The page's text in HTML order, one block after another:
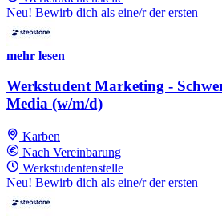
Neu! Bewirb dich als eine/r der ersten
mehr lesen
Werkstudent Marketing -
Media (w/m/d)
Karben
Nach Vereinbarung
Werkstudentenstelle
Neu! Bewirb dich als eine/r der ersten